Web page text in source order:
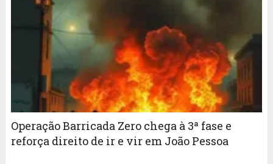
Operação Barricada Zero chega à 3ª fase e
reforça direito de ir e vir em João Pessoa